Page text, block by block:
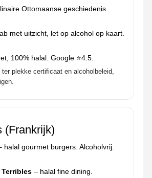
Ottomaanse geschiedenis.
met uitzicht, let op alcohol op kaart.
100% halal. Google ⭐4.5.
ter plekke certificaat en alcoholbeleid,
halal gourmet burgers. Alcoholvrij.
Terribles – halal fine dining.